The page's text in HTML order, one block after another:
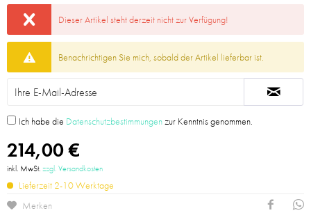
Dieser Artikel steht derzeit nicht zur Verfügung!
Benachrichtigen Sie mich, sobald der Artikel lieferbar ist.
Ich habe die Datenschutzbestimmungenzur Kenntnis genommen.
214,00 €
inkl. MwSt.zzgl. Versandkosten
Lieferzeit 2-10 Werktage
Merken